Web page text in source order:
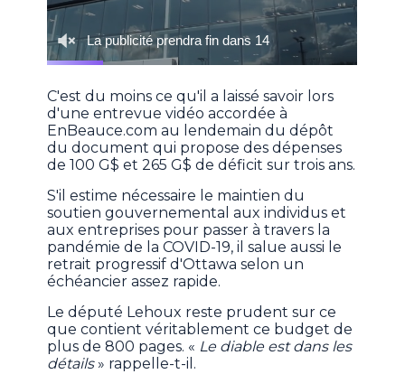
C'est du moins ce qu'il a laissé savoir lors
d'une entrevue vidéo accordée à
EnBeauce.com au lendemain du dépôt
du document qui propose des dépenses
de 100 G$ et 265 G$ de déficit sur trois ans.
S'il estime nécessaire le maintien du
soutien gouvernemental aux individus et
aux entreprises pour passer à travers la
pandémie de la COVID-19, il salue aussi le
retrait progressif d'Ottawa selon un
échéancier assez rapide.
Le député Lehoux reste prudent sur ce
que contient véritablement ce budget de
plus de 800 pages. « Le diable est dans les
détails» rappelle-t-il.